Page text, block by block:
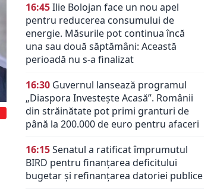
16:45Ilie Bolojan face un nou apel
pentru reducerea consumului de
energie. Măsurile pot continua încă
una sau două săptămâni: Această
perioadă nu s-a finalizat
16:30 Guvernul lansează programul
„Diaspora Investește Acasă”. Românii
din străinătate pot primi granturi de
până la 200.000 de euro pentru afaceri
16:15Senatul a ratificat împrumutul
BIRD pentru finanțarea deficitului
bugetar și refinanțarea datoriei publice